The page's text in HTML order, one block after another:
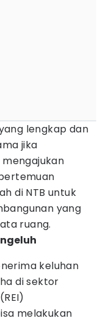
lengkap dan
jika
di NTB untuk
yang
ruang.
keluhan
di sektor
melakukan